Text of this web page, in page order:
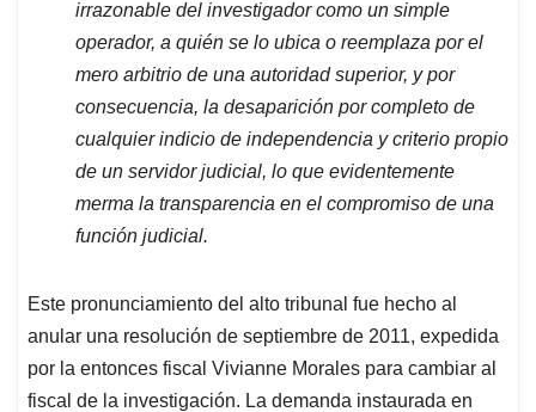
irrazonable del investigador como un simple
operador, a quién se lo ubica o reemplaza por el
mero arbitrio de una autoridad superior, y por
consecuencia, la desaparición por completo de
cualquier indicio de independencia y criterio propio
de un servidor judicial, lo que evidentemente
merma la transparencia en el compromiso de una
función judicial.
Este pronunciamiento del alto tribunal fue hecho al
anular una resolución de septiembre de 2011, expedida
por la entonces fiscal Vivianne Morales para cambiar al
fiscal de la investigación. La demanda instaurada en